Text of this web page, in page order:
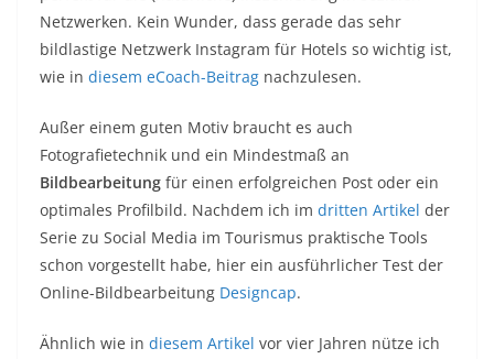
Netzwerken. Kein Wunder, dass gerade das sehr
bildlastige Netzwerk Instagram für Hotels so wichtig ist,
wie in diesem eCoach-Beitrag nachzulesen.
Außer einem guten Motiv braucht es auch
Fotografietechnik und ein Mindestmaß an
Bildbearbeitung für einen erfolgreichen Post oder ein
optimales Profilbild. Nachdem ich im dritten Artikel der
Serie zu Social Media im Tourismus praktische Tools
schon vorgestellt habe, hier ein ausführlicher Test der
Online-Bildbearbeitung Designcap.
Ähnlich wie in diesem Artikel vor vier Jahren nütze ich